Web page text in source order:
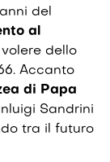
del
al
dello
Accanto
di Papa
Sandrini
tra il futuro